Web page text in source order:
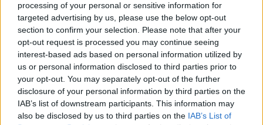
processing of your personal or sensitive information for
targeted advertising by us, please use the below opt-out
section to confirm your selection. Please note that after your
opt-out request is processed you may continue seeing
interest-based ads based on personal information utilized by
us or personal information disclosed to third parties prior to
your opt-out. You may separately opt-out of the further
disclosure of your personal information by third parties on the
IAB’s list of downstream participants. This information may
also be disclosed by us to third parties on the IAB’s List of
I calendari
Il West Ham ha 36 punti, mentre il Tottenham 38. Le due
londinesi sono le sole ad essere coinvolte in questa lotta,
dato che il Forest è ormai salvo con 43 punti. Il West Ham
nelle ultime due giornate affronterà ilNewcastle
trasferta, ed il Leedsin casa. Squadre che non hanno più
nulla da chiedere a questa Premier, ma che sicuramente
daranno il massimo, come fatto vedere dai Whites ieri